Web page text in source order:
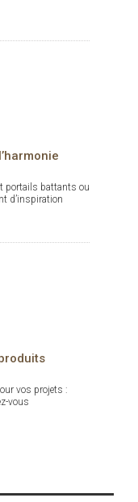
portails battants ou
d’inspiration
vos projets :
vous